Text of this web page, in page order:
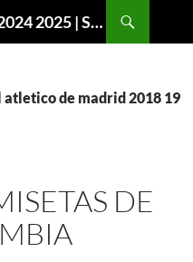
Chandal Atletico de Madrid 2024 2025 | SuperVigo
de madrid 2018 19
DE